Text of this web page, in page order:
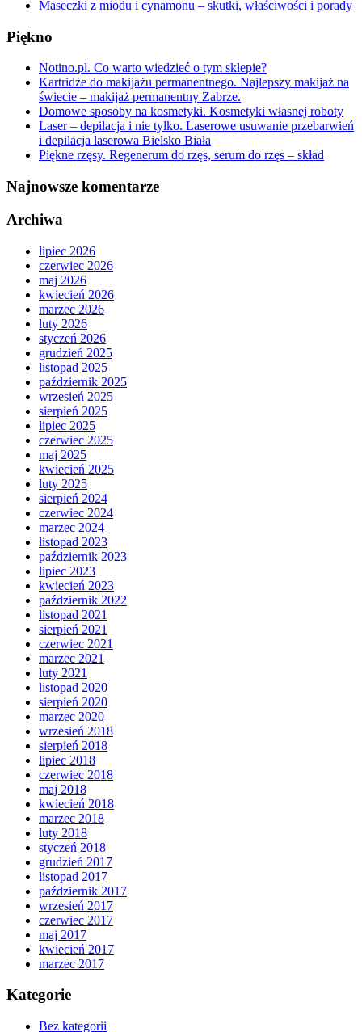
Maseczki z miodu i cynamonu – skutki, właściwości i porady
Piękno
Notino.pl. Co warto wiedzieć o tym sklepie?
Kartridże do makijażu permanentnego. Najlepszy makijaż na
świecie – makijaż permanentny Zabrze.
Domowe sposoby na kosmetyki. Kosmetyki własnej roboty
Laser – depilacja i nie tylko. Laserowe usuwanie przebarwień
i depilacja laserowa Bielsko Biała
Piękne rzęsy. Regenerum do rzęs, serum do rzęs – skład
Najnowsze komentarze
Archiwa
lipiec 2026
czerwiec 2026
maj 2026
kwiecień 2026
marzec 2026
luty 2026
styczeń 2026
grudzień 2025
listopad 2025
październik 2025
wrzesień 2025
sierpień 2025
lipiec 2025
czerwiec 2025
maj 2025
kwiecień 2025
luty 2025
sierpień 2024
czerwiec 2024
marzec 2024
listopad 2023
październik 2023
lipiec 2023
kwiecień 2023
październik 2022
listopad 2021
sierpień 2021
czerwiec 2021
marzec 2021
luty 2021
listopad 2020
sierpień 2020
marzec 2020
wrzesień 2018
sierpień 2018
lipiec 2018
czerwiec 2018
maj 2018
kwiecień 2018
marzec 2018
luty 2018
styczeń 2018
grudzień 2017
listopad 2017
październik 2017
wrzesień 2017
czerwiec 2017
maj 2017
kwiecień 2017
marzec 2017
Kategorie
Bez kategorii